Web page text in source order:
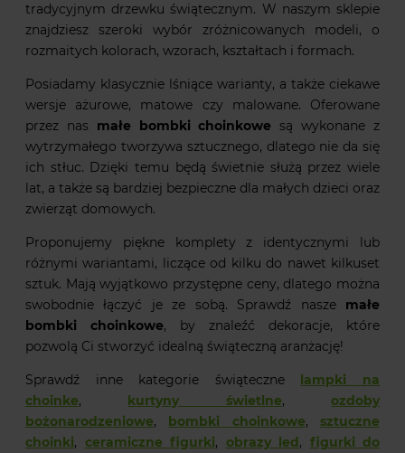
tradycyjnym drzewku świątecznym. W naszym sklepie
znajdziesz szeroki wybór zróżnicowanych modeli, o
rozmaitych kolorach, wzorach, kształtach i formach.
Posiadamy klasycznie lśniące warianty, a także ciekawe
wersje ażurowe, matowe czy malowane. Oferowane
przez nas małe bombki choinkowe są wykonane z
wytrzymałego tworzywa sztucznego, dlatego nie da się
ich stłuc. Dzięki temu będą świetnie służą przez wiele
lat, a także są bardziej bezpieczne dla małych dzieci oraz
zwierząt domowych.
Proponujemy piękne komplety z identycznymi lub
różnymi wariantami, liczące od kilku do nawet kilkuset
sztuk. Mają wyjątkowo przystępne ceny, dlatego można
swobodnie łączyć je ze sobą. Sprawdź nasze małe
bombki choinkowe, by znaleźć dekoracje, które
pozwolą Ci stworzyć idealną świąteczną aranżację!
Sprawdź inne kategorie świąteczne
lampki na
choinke, kurtyny świetlne,ozdoby
bożonarodzeniowe, bombki choinkowe,sztuczne
choinki, ceramiczne figurki, obrazy led , figurki do